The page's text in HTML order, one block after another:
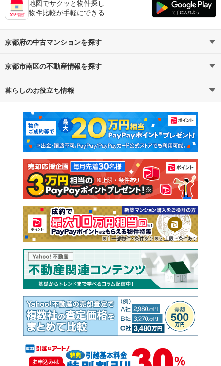
地図でサクッと物件探し
物件比較が手軽にできる
京都府の中古マンションを探す
路線・駅から探す
通勤・通学時間から探す
京都市南区の不動産情報を探す
不動産・住宅
新築マンション 中古マンション
新築一戸建て 中古一戸建て
注文住宅 土地
売却査定
暮らしのお役立ち情報
マンションカタログ 教えて！住まいの先生